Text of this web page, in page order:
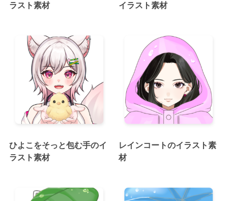
ラスト素材
イラスト素材
ひよこをそっと包む手のイ
ラスト素材
レインコートのイラスト素
材